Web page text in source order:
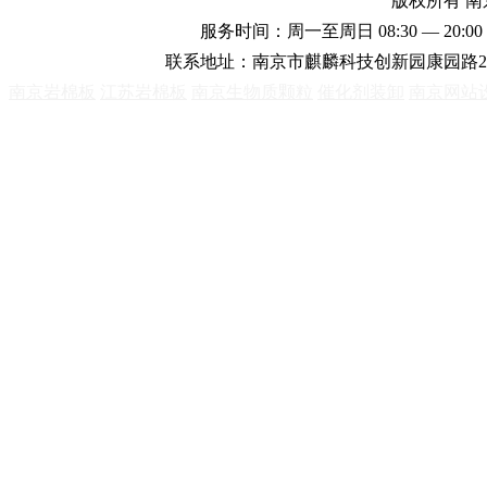
服务时间：周一至周日 08:30 —
联系地址：南京市麒麟科技创新园康园